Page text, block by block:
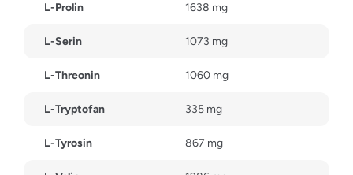
L-Prolin 1638 mg
L-Serin 1073 mg
L-Threonin 1060 mg
L-Tryptofan 335 mg
L-Tyrosin 867 mg